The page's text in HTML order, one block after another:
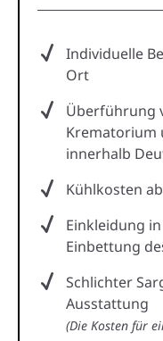
Individuelle
Ort
Überführung
Krematorium
innerhalb
Kühlkosten
Einkleidung
Einbettung
Schlichter
Ausstattung
(Die Kosten für